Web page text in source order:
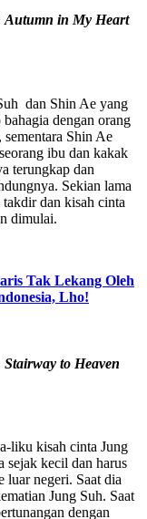
Autumn in My Heart
dan Shin Ae yang
dengan orang
Shin Ae
ibu dan kakak
terungkap dan
Sekian lama
dan kisah cinta
dimulai.
Tak Lekang Oleh
Lho!
Stairway to Heaven
liku kisah cinta Jung
sejak kecil dan harus
luar negeri. Saat dia
Jung Suh. Saat
dengan